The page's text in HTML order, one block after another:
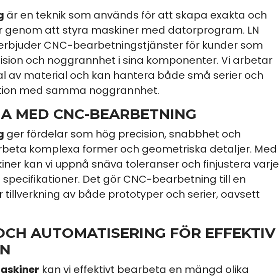
är en teknik som används för att skapa exakta och
genom att styra maskiner med datorprogram. LN
CNC-bearbetningstjänster för kunder som
och noggrannhet i sina komponenter. Vi arbetar
av material och kan hantera både små serier och
med samma noggrannhet.
MED CNC-BEARBETNING
ger fördelar som hög precision, snabbhet och
komplexa former och geometriska detaljer. Med
kan vi uppnå snäva toleranser och finjustera varje
Det gör CNC-bearbetning till en
tillverkning av både prototyper och serier, oavsett
AUTOMATISERING FÖR EFFEKTIV
kan vi effektivt bearbeta en mängd olika